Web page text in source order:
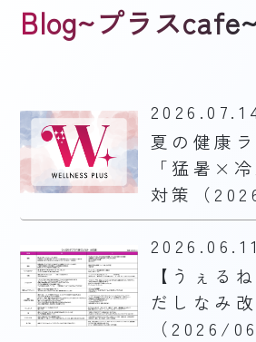
Blog~プラス
夏の健康
「猛暑×
対策（
2026.06.11
【うぇる
だしなみ
（2026/